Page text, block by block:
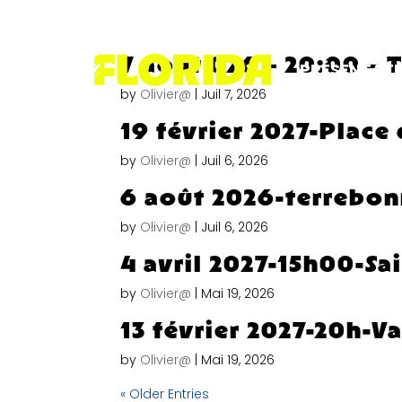
7 août 026 – 20:00 –
by Olivier@ Juil 7, 2026
19 février 2027-Place
by Olivier@ Juil 6, 2026
6 août 2026-
by Olivier@ Juil 6, 2026
4 avril 2027-15h00-
by Olivier@ Mai 19, 2026
13 février 2027-20h-
by Olivier@
Mai 19, 2026
« Older Entries